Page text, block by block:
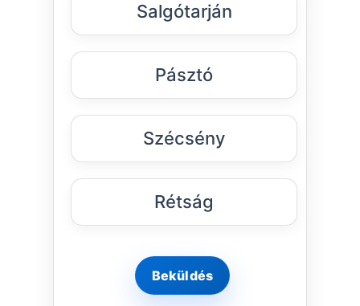
Salgótarján
Pásztó
Szécsény
Rétság